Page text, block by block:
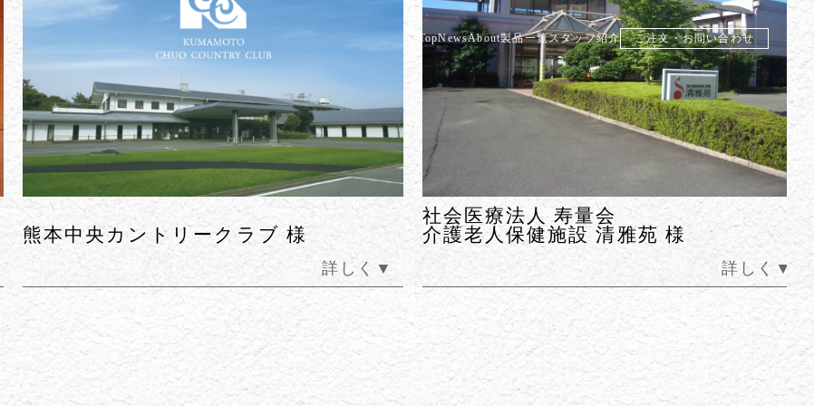
TopNewsAbout製品一覧スタッフ紹介 ご注文・お問い合わせ
▼
社会医療法人 寿量会
介護老人保健施設 清雅苑 様
詳しく▼
エルセルモ熊本 様
詳し